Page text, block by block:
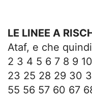
LE LINEE A
Ataf, e che
2 3 4 5 6 7 8 9
23 25 28 29 30
55 56 57 60 67